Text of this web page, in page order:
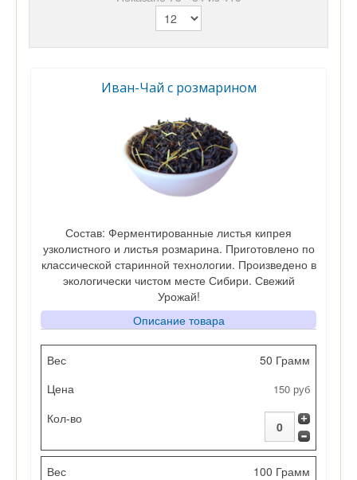
Иван-Чай с розмарином
Состав: Ферментированные листья кипрея
узколистного и листья розмарина. Приготовлено по
классической старинной технологии. Произведено в
экологически чистом месте Сибири. Свежий
Урожай!
Описание товара
Вес
Цена
Кол-во
50 Грамм
150 руб
100 Грамм